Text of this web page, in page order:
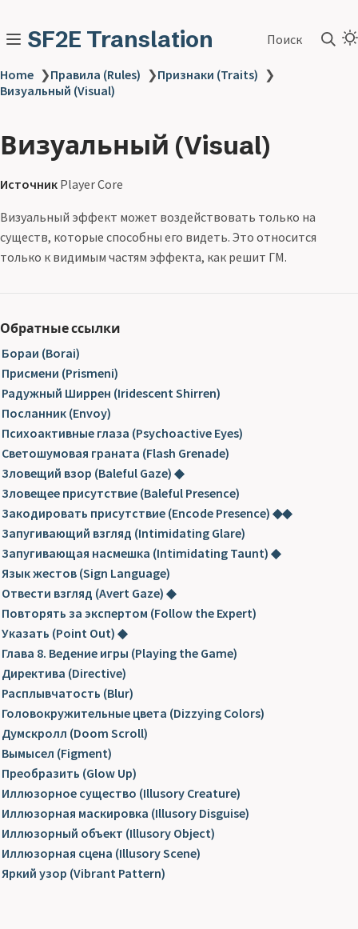
SF2E Translation Поиск
Home ❯Правила (Rules) ❯Признаки (Traits) ❯
Визуальный (Visual)
Визуальный (Visual)
Источник Player Core
Визуальный эффект может воздействовать только на
существ, которые способны его видеть. Это относится
только к видимым частям эффекта, как решит ГМ.
Обратные ссылки
Бораи (Borai)
Присмени (Prismeni)
Радужный Ширрен (Iridescent Shirren)
Посланник (Envoy)
Психоактивные глаза (Psychoactive Eyes)
Светошумовая граната (Flash Grenade)
Зловещий взор (Baleful Gaze) ◆
Зловещее присутствие (Baleful Presence)
Закодировать присутствие (Encode Presence) ◆◆
Запугивающий взгляд (Intimidating Glare)
Запугивающая насмешка (Intimidating Taunt) ◆
Язык жестов (Sign Language)
Отвести взгляд (Avert Gaze) ◆
Повторять за экспертом (Follow the Expert)
Указать (Point Out) ◆
Глава 8. Ведение игры (Playing the Game)
Директива (Directive)
Расплывчатость (Blur)
Головокружительные цвета (Dizzying Colors)
Думскролл (Doom Scroll)
Вымысел (Figment)
Преобразить (Glow Up)
Иллюзорное существо (Illusory Creature)
Иллюзорная маскировка (Illusory Disguise)
Иллюзорный объект (Illusory Object)
Иллюзорная сцена (Illusory Scene)
Яркий узор (Vibrant Pattern)